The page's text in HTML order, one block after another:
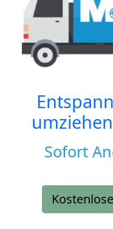
Sofort